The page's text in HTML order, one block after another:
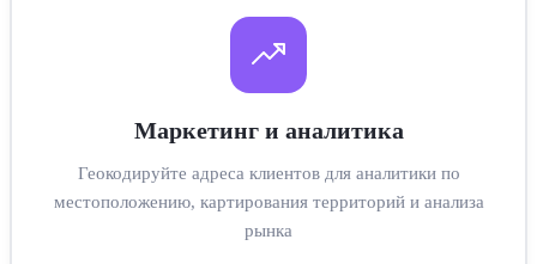
Маркетинг и аналитика
Геокодируйте адреса клиентов для аналитики по
местоположению, картирования территорий и анализа
рынка